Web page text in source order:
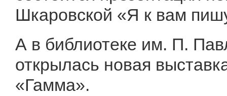
Шкаровской «Я к вам
А в библиотеке им. П.
открылась новая
«Гамма».